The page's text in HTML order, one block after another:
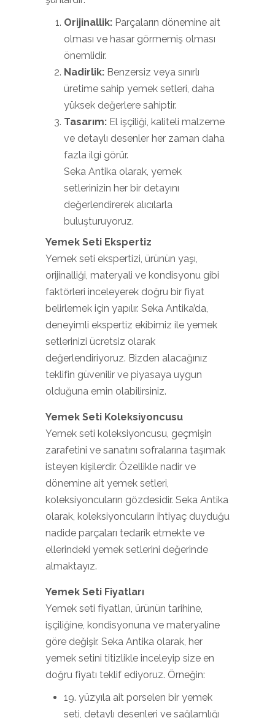
Orijinallik: Parçaların dönemine ait
olması ve hasar görmemiş olması
önemlidir.
Nadirlik: Benzersiz veya sınırlı
üretime sahip yemek setleri, daha
yüksek değerlere sahiptir.
Tasarım: El işçiliği, kaliteli malzeme
ve detaylı desenler her zaman daha
fazla ilgi görür.
Seka Antika olarak, yemek
setlerinizin her bir detayını
değerlendirerek alıcılarla
buluşturuyoruz.
Yemek Seti Ekspertiz
Yemek seti ekspertizi, ürünün yaşı,
orijinalliği, materyali ve kondisyonu gibi
faktörleri inceleyerek doğru bir fiyat
belirlemek için yapılır. Seka Antika’da,
deneyimli ekspertiz ekibimiz ile yemek
setlerinizi ücretsiz olarak
değerlendiriyoruz. Bizden alacağınız
teklifin güvenilir ve piyasaya uygun
olduğuna emin olabilirsiniz.
Yemek Seti Koleksiyoncusu
Yemek seti koleksiyoncusu, geçmişin
zarafetini ve sanatını sofralarına taşımak
isteyen kişilerdir. Özellikle nadir ve
dönemine ait yemek setleri,
koleksiyoncuların gözdesidir. Seka Antika
olarak, koleksiyoncuların ihtiyaç duyduğu
nadide parçaları tedarik etmekte ve
ellerindeki yemek setlerini değerinde
almaktayız.
Yemek Seti Fiyatları
Yemek seti fiyatları, ürünün tarihine,
işçiliğine, kondisyonuna ve materyaline
göre değişir. Seka Antika olarak, her
yemek setini titizlikle inceleyip size en
doğru fiyatı teklif ediyoruz. Örneğin:
19. yüzyıla ait porselen bir yemek
seti, detaylı desenleri ve sağlamlığı